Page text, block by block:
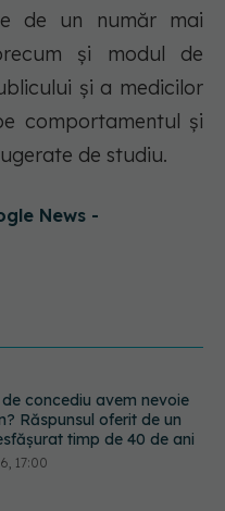
de un număr mai
și modul de
și a medicilor
comportamentul și
de studiu.
News -
periculoasă făcută de
rinichi în timpul caniculei
16:00